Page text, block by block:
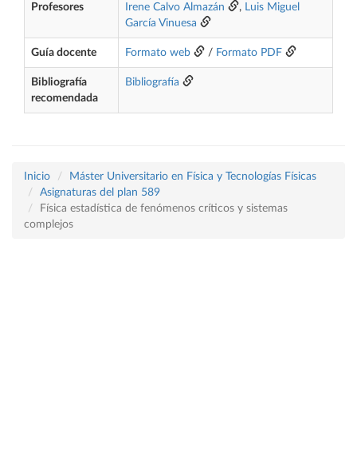
Profesores Irene Calvo Almazán , Luis Miguel
García Vinuesa
Guía docente Formato web / Formato PDF
Bibliografía
recomendada
Bibliografía
Inicio
Máster Universitario en Física y Tecnologías Físicas
Asignaturas del plan 589
Física estadística de fenómenos críticos y sistemas
complejos